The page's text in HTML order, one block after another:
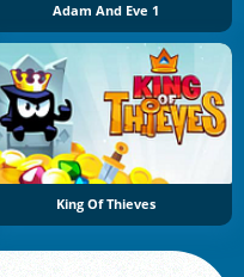
Adam And Eve 1
King Of Thieves